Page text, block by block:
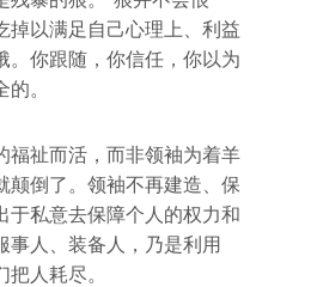
掉以满足自己心理上、利益
。你跟随，你信任，你以为
。
福祉而活，而非领袖为着羊
颠倒了。领袖不再建造、保
于私意去保障个人的权力和
事人、装备人，乃是利用
人耗尽。